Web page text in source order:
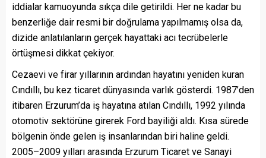
iddialar kamuoyunda sıkça dile getirildi. Her ne kadar bu
benzerliğe dair resmi bir doğrulama yapılmamış olsa da,
dizide anlatılanların gerçek hayattaki acı tecrübelerle
örtüşmesi dikkat çekiyor.
Cezaevi ve firar yıllarının ardından hayatını yeniden kuran
Cındıllı, bu kez ticaret dünyasında varlık gösterdi. 1987’den
itibaren Erzurum’da iş hayatına atılan Cındıllı, 1992 yılında
otomotiv sektörüne girerek Ford bayiliği aldı. Kısa sürede
bölgenin önde gelen iş insanlarından biri haline geldi.
2005–2009 yılları arasında Erzurum Ticaret ve Sanayi